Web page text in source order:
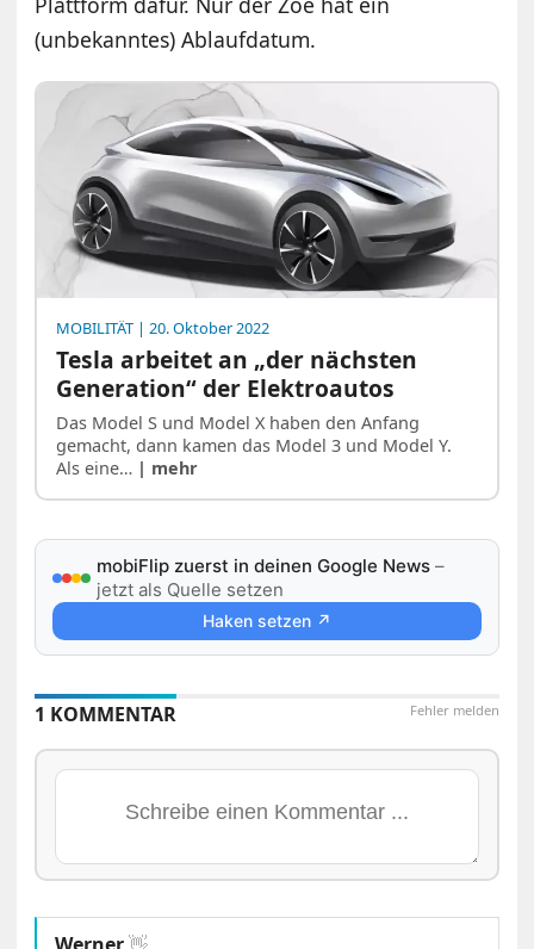
(unbekanntes) Ablaufdatum.
MOBILITÄT | 20. Oktober 2022
Tesla arbeitet an „der nächsten
Generation“ der Elektroautos
Das Model S und Model X haben den Anfang
gemacht, dann kamen das Model 3 und Model Y.
Als eine… | mehr
mobiFlip zuerst in deinen Google News –
jetzt als Quelle setzen
Haken setzen ↗
Fehler melden
1 KOMMENTAR